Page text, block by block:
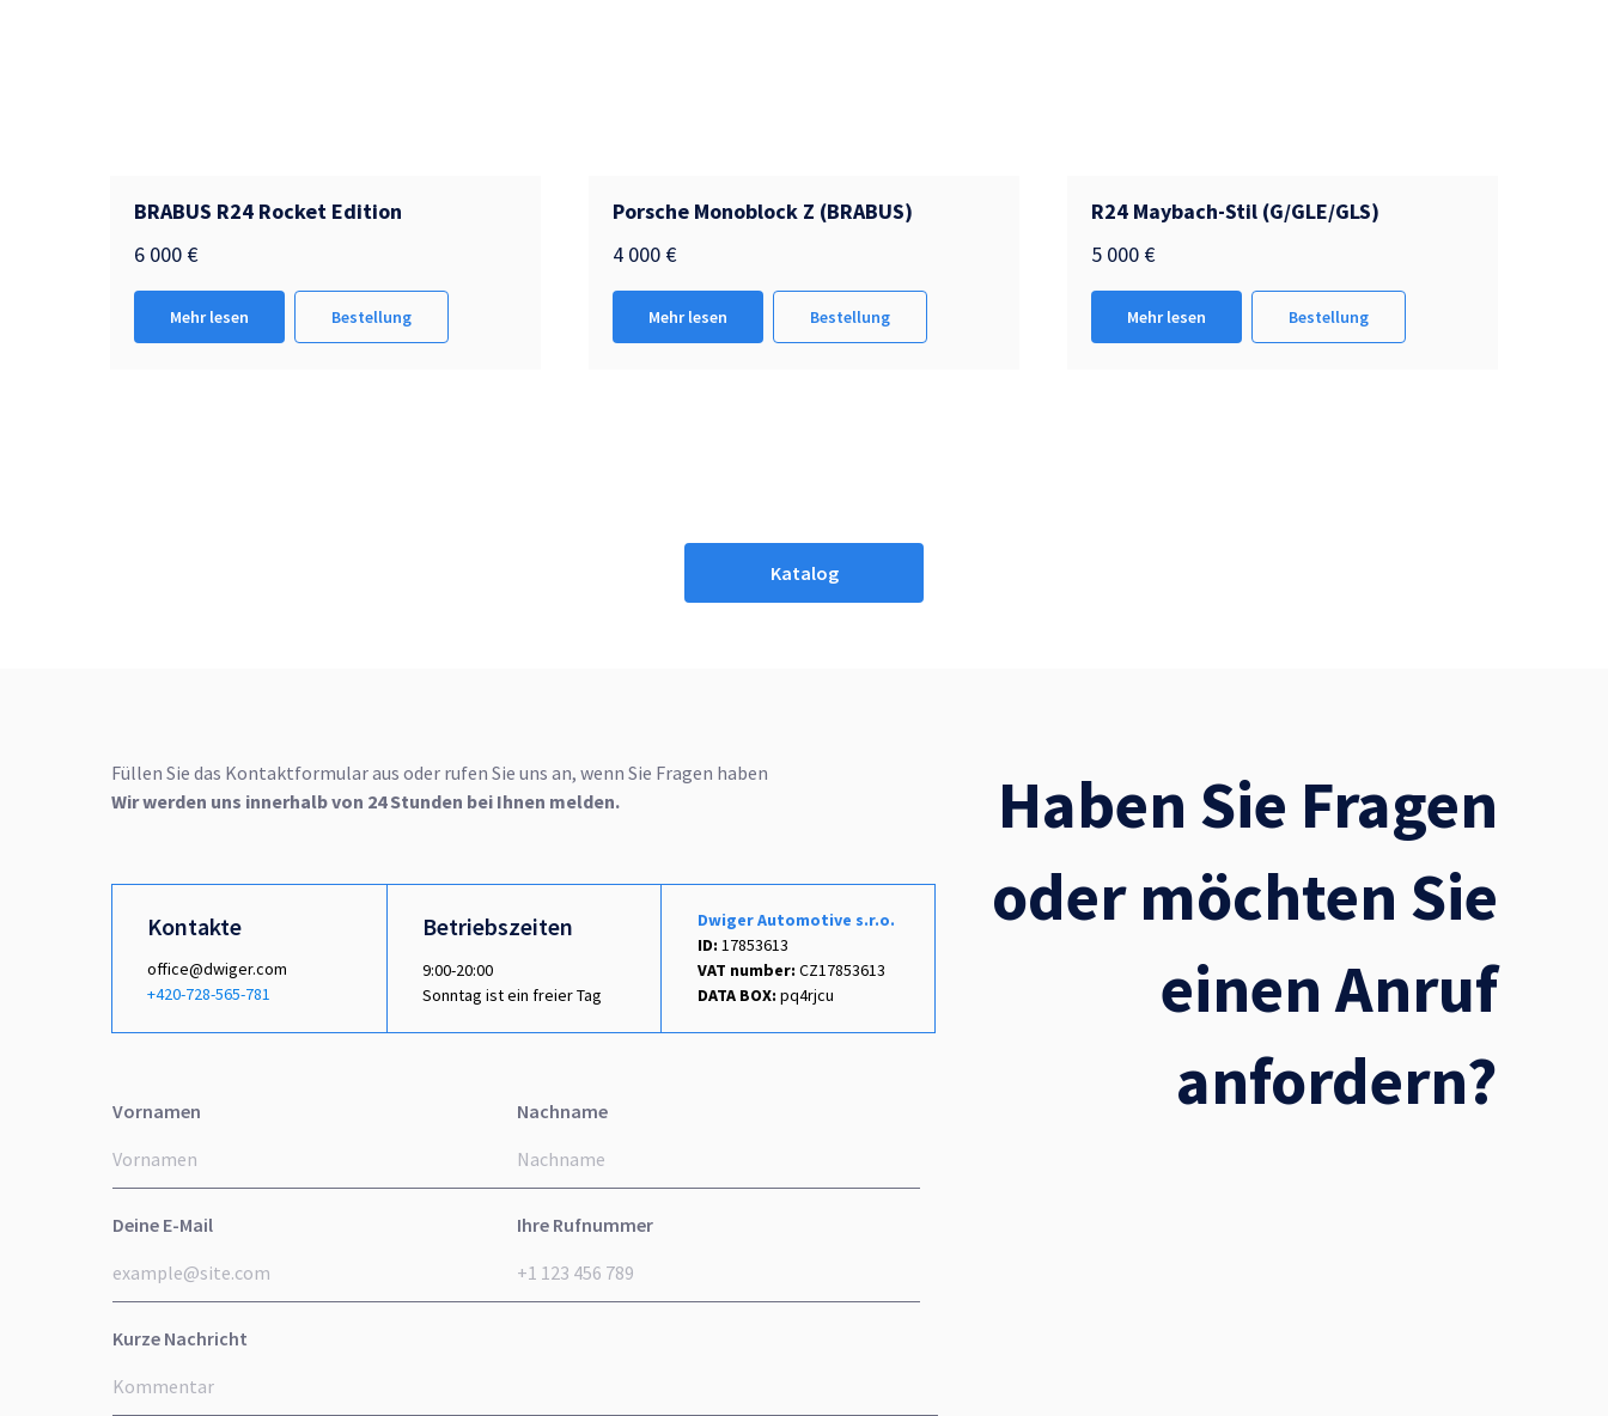
BRABUS R24 Rocket Edition
6 000 €
Mehr lesen Bestellung
Porsche Monoblock Z (BRABUS)
4 000 €
Mehr lesen Bestellung
R24 Maybach-Stil (G/GLE/GLS)
5 000 €
Mehr lesen Bestellung
Katalog
9:00-20:00
Sonntag ist ein freier Tag
Betriebszeiten
Dwiger Automotive s.r.o.
ID: 17853613
VAT number: CZ17853613
DATA BOX: pq4rjcu
office@dwiger.com
+420-728-565-781
Kontakte
Haben Sie Fragen
oder möchten Sie
einen Anruf
anfordern?
Füllen Sie das Kontaktformular aus oder rufen Sie uns an, wenn Sie Fragen haben
Wir werden uns innerhalb von 24 Stunden bei Ihnen melden.
Vornamen Nachname
Deine E-Mail Ihre Rufnummer
Kurze Nachricht